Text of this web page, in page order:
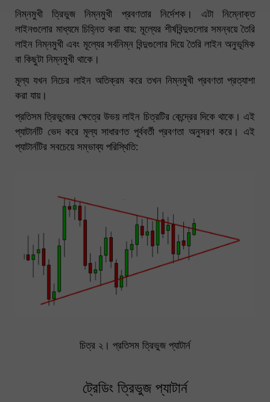
নিম্নমুখী ত্রিভুজ নিম্নমুখী প্রবণতার নির্দেশক। এটা নিম্নোক্ত
লাইনগুলোর মাধ্যমে চিহ্নিত করা যায়: মূল্যের শীর্ষবিন্দুগুলোর সমন্বয়ে তৈরি
লাইন নিম্নমুখী এবং মূল্যের সর্বনিম্ন বিন্দুগুলোর দিয়ে তৈরি লাইন অনুভূমিক
বা কিছুটা নিম্নমুখী থাকে।
মূল্য যখন নিচের লাইন অতিক্রম করে তখন নিম্নমুখী প্রবণতা প্রত্যাশা
করা যায়।
প্রতিসম ত্রিভুজের ক্ষেত্রে উভয় লাইন চিত্রটির কেন্দ্রের দিকে থাকে। এই
প্যাটার্নটি ভেদ করে মূল্য সাধারণত পূর্ববর্তী প্রবণতা অনুসরণ করে। এই
প্যাটার্নটির সবচেয়ে সম্ভাব্য পরিস্থিতি:
চিত্র ২। প্রতিসম ত্রিভুজ প্যাটার্ন
ট্রেডিং ত্রিভুজ প্যাটার্ন